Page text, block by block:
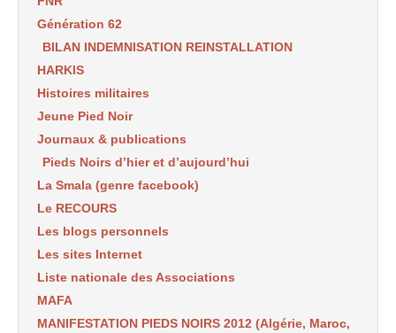
Génération 62
BILAN INDEMNISATION REINSTALLATION
HARKIS
Histoires militaires
Jeune Pied Noir
Journaux & publications
Pieds Noirs d’hier et d’aujourd’hui
La Smala (genre facebook)
Le RECOURS
Les blogs personnels
Les sites Internet
Liste nationale des Associations
MAFA
MANIFESTATION PIEDS NOIRS 2012 (Algérie, Maroc,